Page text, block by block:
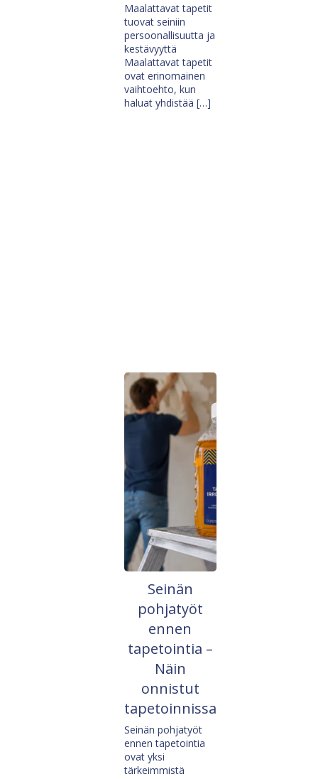
Maalattavat tapetit
tuovat seiniin
persoonallisuutta ja
kestävyyttä
Maalattavat tapetit
ovat erinomainen
vaihtoehto, kun
haluat yhdistää […]
Seinän
pohjatyöt
ennen
tapetointia –
Näin
onnistut
tapetoinnissa
Seinän pohjatyöt
ennen tapetointia
ovat yksi
tärkeimmistä